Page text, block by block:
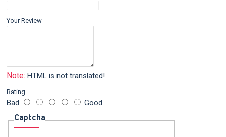
Your Review
Note: HTML is not translated!
Rating
Bad Good
Captcha